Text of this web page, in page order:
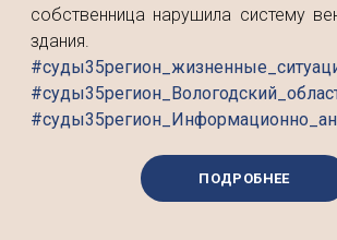
собственница нарушила систему
здания.
ПОДРОБНЕЕ